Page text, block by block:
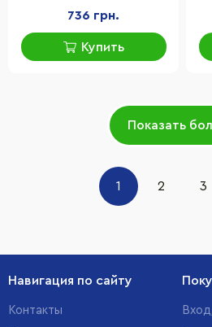
736 грн.
Купить
Показать
1 2 3
Навигация по сайту
Контакты